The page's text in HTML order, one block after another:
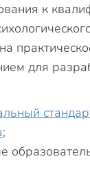
к
для
;